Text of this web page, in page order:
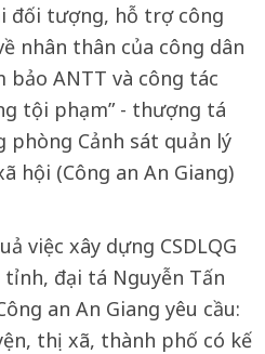
đối tượng, hỗ trợ công
nhân thân của công dân
bảo ANTT và công tác
tội phạm” - thượng tá
phòng Cảnh sát quản lý
hội (Công an An Giang)
việc xây dựng CSDLQG
đại tá Nguyễn Tấn
an An Giang yêu cầu:
thị xã, thành phố có kế